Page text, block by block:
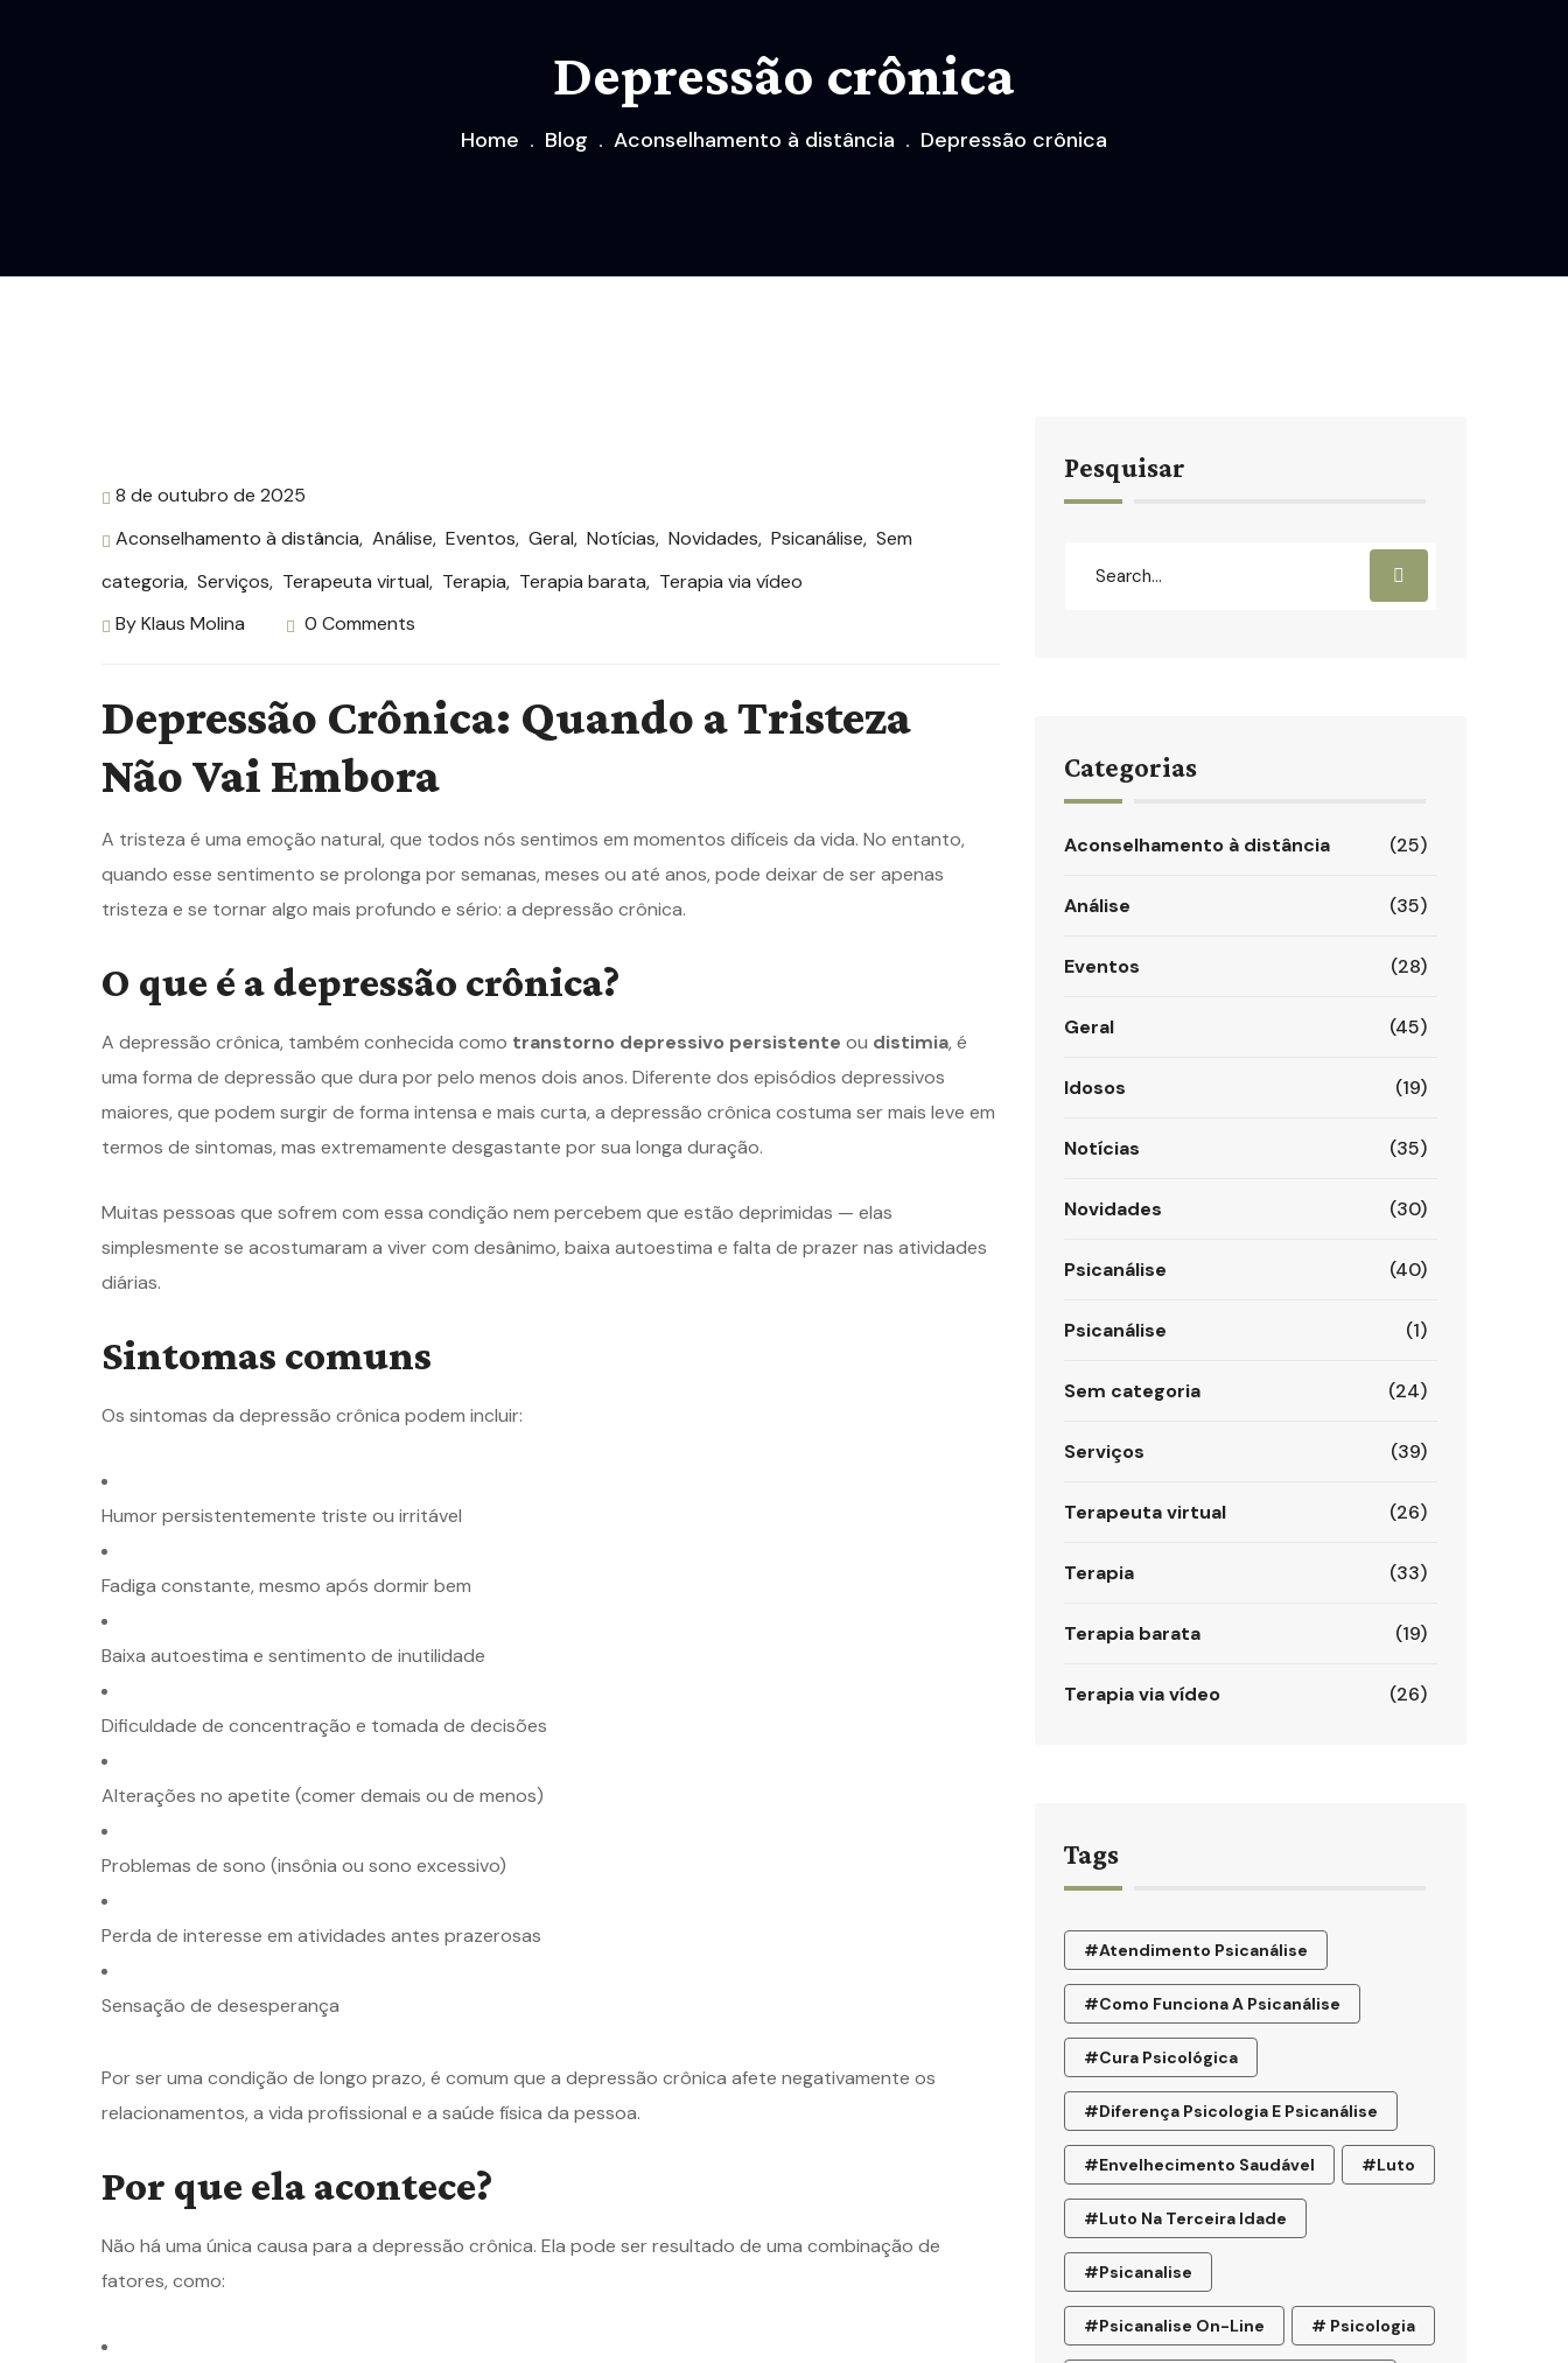
Depressão crônica
Home Blog Aconselhamento à distância Depressão crônica
8 de outubro de 2025
Aconselhamento à distância, Análise, Eventos, Geral, Notícias, Novidades, Psicanálise, Sem
categoria, Serviços, Terapeuta virtual, Terapia, Terapia barata, Terapia via vídeo
ByKlaus Molina 0 Comments
Depressão Crônica: Quando a Tristeza
Não Vai Embora
A tristeza é uma emoção natural, que todos nós sentimos em momentos difíceis da vida. No entanto,
quando esse sentimento se prolonga por semanas, meses ou até anos, pode deixar de ser apenas
tristeza e se tornar algo mais profundo e sério: a depressão crônica.
O que é a depressão crônica?
A depressão crônica, também conhecida como transtorno depressivo persistente ou distimia, é
uma forma de depressão que dura por pelo menos dois anos. Diferente dos episódios depressivos
maiores, que podem surgir de forma intensa e mais curta, a depressão crônica costuma ser mais leve em
termos de sintomas, mas extremamente desgastante por sua longa duração.
Muitas pessoas que sofrem com essa condição nem percebem que estão deprimidas — elas
simplesmente se acostumaram a viver com desânimo, baixa autoestima e falta de prazer nas atividades
diárias.
Sintomas comuns
Os sintomas da depressão crônica podem incluir:
Humor persistentemente triste ou irritável
Fadiga constante, mesmo após dormir bem
Baixa autoestima e sentimento de inutilidade
Dificuldade de concentração e tomada de decisões
Alterações no apetite (comer demais ou de menos)
Problemas de sono (insônia ou sono excessivo)
Perda de interesse em atividades antes prazerosas
Sensação de desesperança
Por ser uma condição de longo prazo, é comum que a depressão crônica afete negativamente os
relacionamentos, a vida profissional e a saúde física da pessoa.
Por que ela acontece?
Não há uma única causa para a depressão crônica. Ela pode ser resultado de uma combinação de
fatores, como:
Pesquisar
Categorias
Aconselhamento à distância (25)
Análise (35)
Eventos (28)
Geral (45)
Idosos (19)
Notícias (35)
Novidades (30)
Psicanálise (40)
Psicanálise (1)
Sem categoria (24)
Serviços (39)
Terapeuta virtual (26)
Terapia (33)
Terapia barata (19)
Terapia via vídeo (26)
Tags
#atendimento Psicanálise
#como Funciona A Psicanálise
#cura Psicológica
#diferença Psicologia E Psicanálise
#envelhecimento Saudável #luto
#luto Na Terceira Idade
#psicanalise
#psicanalise On-Line # Psicologia